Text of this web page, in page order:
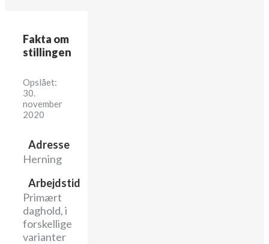
Fakta om
stillingen
Opslået:
30.
november
2020
Adresse
Herning
Arbejdstid
Primært
daghold, i
forskellige
varianter